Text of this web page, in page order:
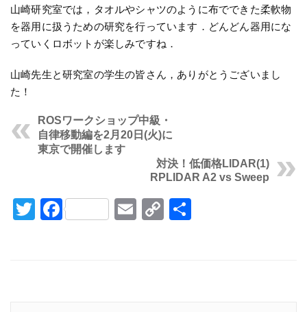
山崎研究室では，タオルやシャツのように布でできた柔軟物
を器用に扱うための研究を行っています．どんどん器用にな
っていくロボットが楽しみですね．
山崎先生と研究室の学生の皆さん，ありがとうございまし
た！
ROSワークショップ中級・
自律移動編を2月20日(火)に
東京で開催します
対決！低価格LIDAR(1)
RPLIDAR A2 vs Sweep
Twitter
FacebookEmail
Copy